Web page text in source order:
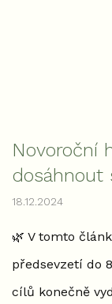
Novoroční
dosáhnout
18.12.2024
🌿 V tomto
předsevzetí do
cílů konečně